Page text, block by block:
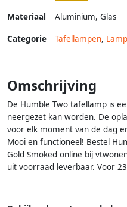
Materiaal Aluminium, Glas
Categorie Tafellampen,
Omschrijving
De Humble Two tafellamp is
neergezet kan worden. De
voor elk moment van de dag
Mooi en functioneel! Bestel
Gold Smoked online bij
uit voorraad leverbaar. Voor